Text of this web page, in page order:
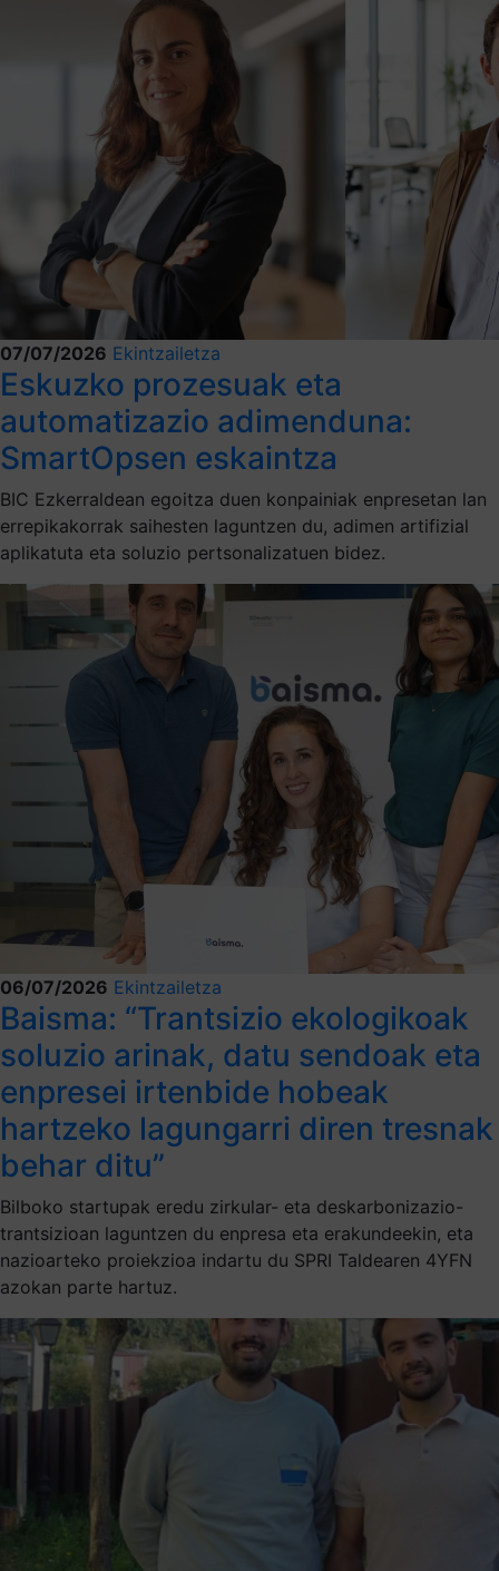
07/07/2026 Ekintzailetza
Eskuzko prozesuak eta
automatizazio adimenduna:
SmartOpsen eskaintza
BIC Ezkerraldean egoitza duen konpainiak enpresetan lan
errepikakorrak saihesten laguntzen du, adimen artifizial
aplikatuta eta soluzio pertsonalizatuen bidez.
06/07/2026 Ekintzailetza
Baisma: “Trantsizio ekologikoak
soluzio arinak, datu sendoak eta
enpresei irtenbide hobeak
hartzeko lagungarri diren tresnak
behar ditu”
Bilboko startupak eredu zirkular- eta deskarbonizazio-
trantsizioan laguntzen du enpresa eta erakundeekin, eta
nazioarteko proiekzioa indartu du SPRI Taldearen 4YFN
azokan parte hartuz.